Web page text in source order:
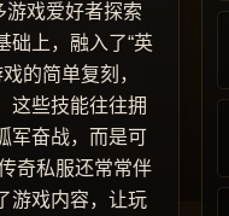
戏爱好者探索
础上，融入了“英
的简单复刻，
这些技能往往拥
军奋战，而是可
奇私服还常常伴
游戏内容，让玩